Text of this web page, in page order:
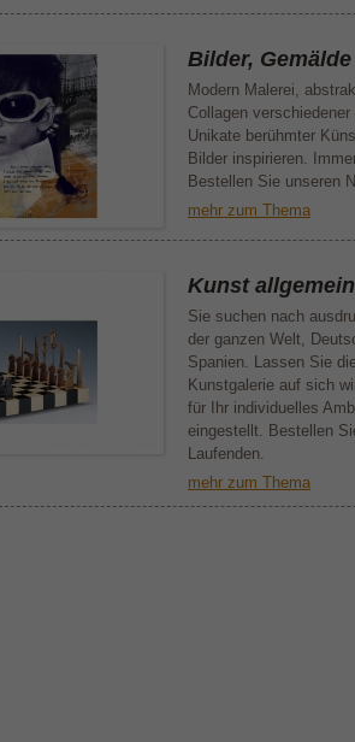
Bilder,
Modern Malerei,
Collagen
Unikate berühmter
Bilder inspirieren.
Bestellen Sie unseren
mehr zum Thema
Kunst allgemein
Sie suchen nach
der ganzen Welt,
Spanien. Lassen Sie
Kunstgalerie auf sich
für Ihr individuelles
eingestellt. Bestellen
Laufenden.
mehr zum Thema